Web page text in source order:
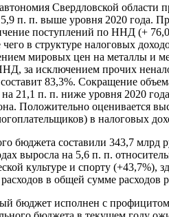
Свердловской области
5,9 п. п. выше уровня 2020
поступлений по ННД (+
чего в структуре налоговых
мировых цен на металлы и
за исключением прочих
83,3%. Сокращение
на 21,1 п. п. ниже уровня 2020
Положительно оценивается
в налоговых
бюджета составили 343,7 млрд
выросла на 5,6 п. п.
культуре и спорту (+43,7%),
в общей сумме
бюджет исполнен с